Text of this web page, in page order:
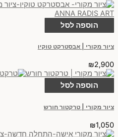
הוספה לסל
ציור מקורי | אבסטרקט טוקיו
₪2,900
הוספה לסל
ציור מקורי | טרקטור חורש
₪1,050